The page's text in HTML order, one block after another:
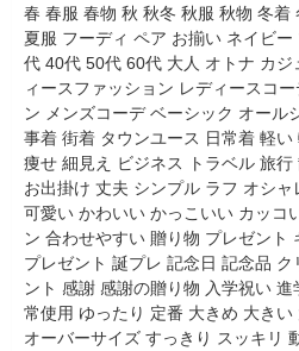
春 春服 春物 秋 秋冬 秋服 秋物 冬着
夏服 フーディ ペア お揃い ネイビ
代 40代 50代 60代 大人 オトナ カ
ィースファッション レディースコ
ン メンズコーデ ベーシック オール
事着 街着 タウンユース 日常着 軽
痩せ 細見え ビジネス トラベル 旅
お出掛け 丈夫 シンプル ラフ オシ
可愛い かわいい かっこいい カッコ
ン 合わせやすい 贈り物 プレゼント
プレゼント 誕プレ 記念日 記念品
ント 感謝 感謝の贈り物 入学祝い
常使用 ゆったり 定番 大きめ 大き
オーバーサイズ すっきり スッキリ